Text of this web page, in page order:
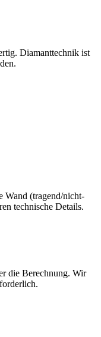
Diamanttechnik ist
Wand (tragend/nicht-
technische Details.
die Berechnung. Wir